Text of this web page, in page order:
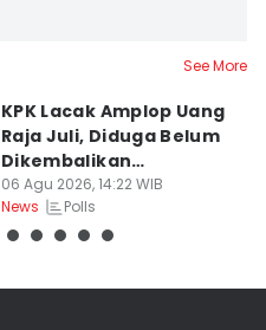
See More
KPK Lacak Amplop Uang
Raja Juli, Diduga Belum
Dikembalikan
Seluruhnya
06 Agu 2026, 14:22 WIB
News
Polls